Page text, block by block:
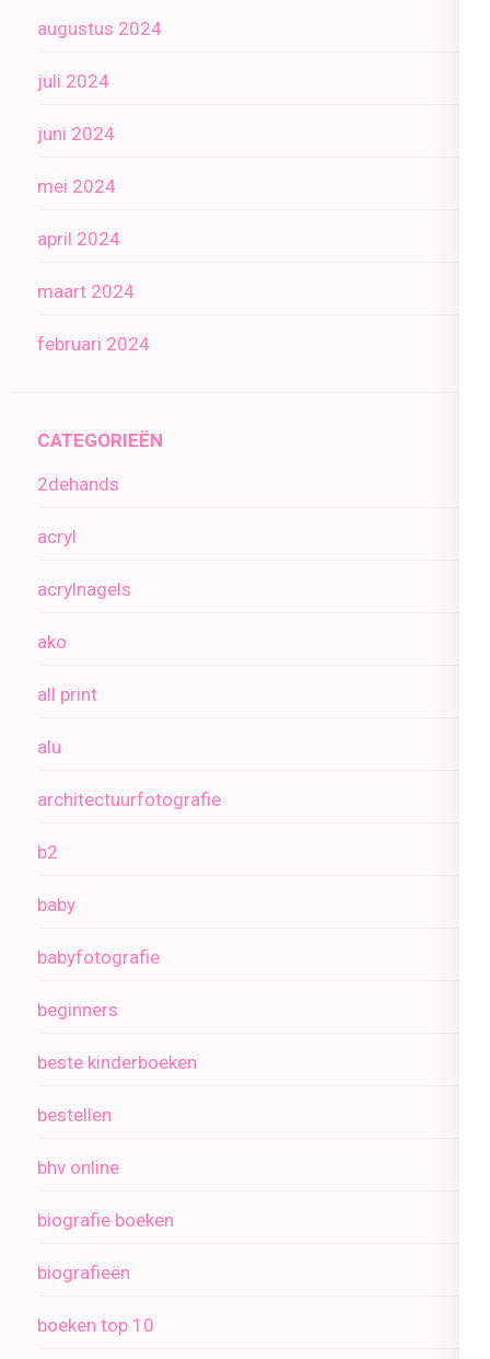
augustus 2024
juli 2024
juni 2024
mei 2024
april 2024
maart 2024
februari 2024
CATEGORIEËN
2dehands
acryl
acrylnagels
ako
all print
alu
architectuurfotografie
b2
baby
babyfotografie
beginners
beste kinderboeken
bestellen
bhv online
biografie boeken
biografieën
boeken top 10